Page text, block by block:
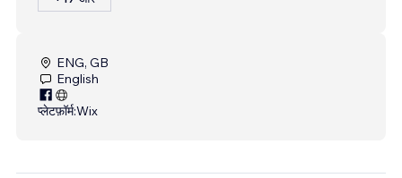
ENG, GB
English
प्लेटफ़ॉर्म:Wix